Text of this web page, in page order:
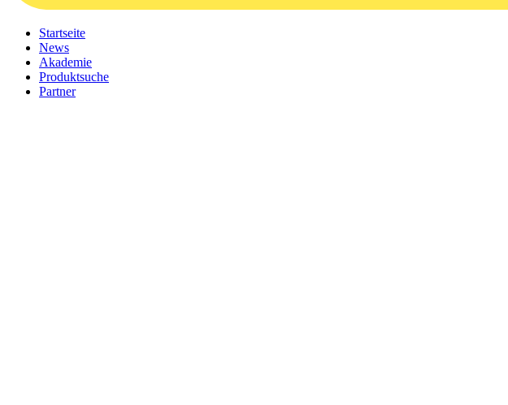
Startseite
News
Akademie
Produktsuche
Partner